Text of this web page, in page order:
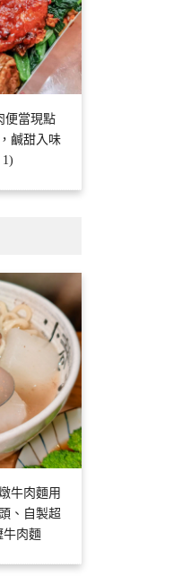
便當現點
鹹甜入味
牛肉麵用
、自製超
牛肉麵